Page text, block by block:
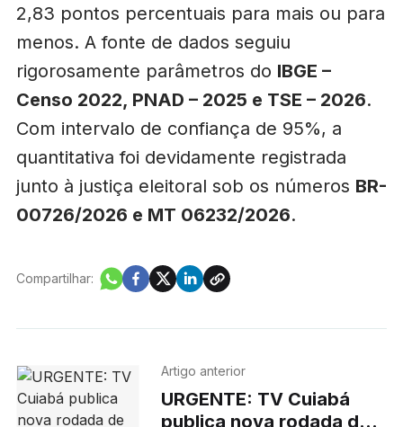
2,83 pontos percentuais para mais ou para
menos. A fonte de dados seguiu
rigorosamente parâmetros do IBGE –
Censo 2022, PNAD – 2025 e TSE – 2026.
Com intervalo de confiança de 95%, a
quantitativa foi devidamente registrada
junto à justiça eleitoral sob os números BR-
00726/2026 e MT 06232/2026.
Compartilhar:
Artigo anterior
URGENTE: TV Cuiabá
publica nova rodada de